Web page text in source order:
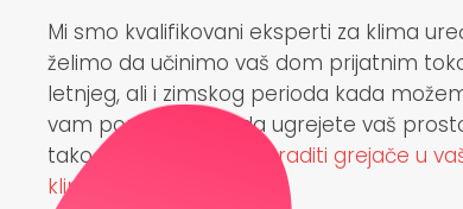
Mi smo kvalifikovani eksperti za klima
želimo da učinimo vaš dom prijatnim
letnjeg, ali i zimskog perioda kada
vam pomognemo da ugrejete vaš
tako što ćemo vam
ugraditi grejače u
klima uređaj.